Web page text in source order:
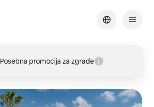
Posebna promocija za zgrade